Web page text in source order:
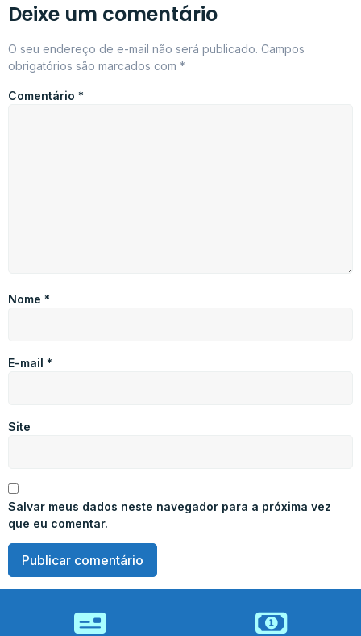
Deixe um comentário
O seu endereço de e-mail não será publicado. Campos
obrigatórios são marcados com *
Comentário *
Nome *
E-mail *
Site
Salvar meus dados neste navegador para a próxima vez
que eu comentar.